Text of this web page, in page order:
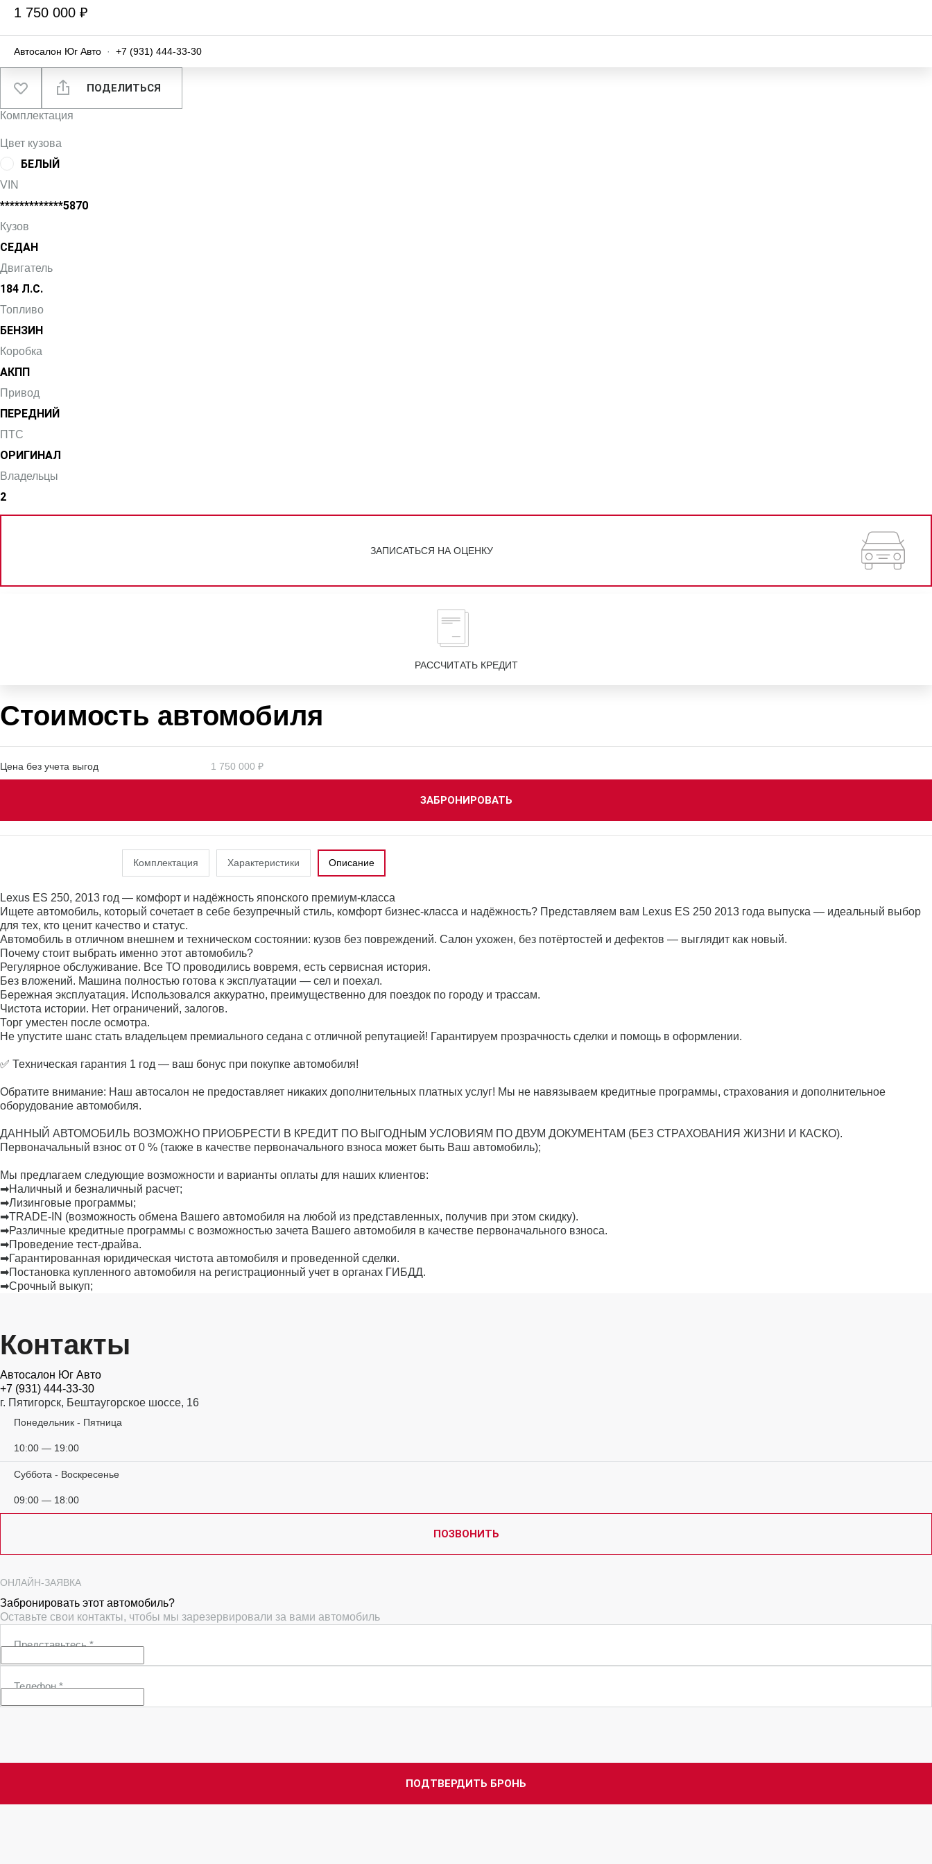
1 750 000 ₽
Автосалон Юг Авто · +7 (931) 444-33-30
ПОДЕЛИТЬСЯ
Комплектация
Цвет кузова
БЕЛЫЙ
VIN
*************5870
Кузов
СЕДАН
Двигатель
184 Л.С.
Топливо
БЕНЗИН
Коробка
АКПП
Привод
ПЕРЕДНИЙ
ПТС
ОРИГИНАЛ
Владельцы
2
ЗАПИСАТЬСЯ НА ОЦЕНКУ
РАССЧИТАТЬ КРЕДИТ
Стоимость автомобиля
Цена без учета выгод 1 750 000 ₽
ЗАБРОНИРОВАТЬ
Комплектация Характеристики Описание
Lexus ES 250, 2013 год — комфорт и надёжность японского премиум‑класса
Ищете автомобиль, который сочетает в себе безупречный стиль, комфорт бизнес‑класса и надёжность? Представляем вам Lexus ES 250 2013 года выпуска — идеальный выбор
для тех, кто ценит качество и статус.
Автомобиль в отличном внешнем и техническом состоянии: кузов без повреждений. Салон ухожен, без потёртостей и дефектов — выглядит как новый.
Почему стоит выбрать именно этот автомобиль?
Регулярное обслуживание. Все ТО проводились вовремя, есть сервисная история.
Без вложений. Машина полностью готова к эксплуатации — сел и поехал.
Бережная эксплуатация. Использовался аккуратно, преимущественно для поездок по городу и трассам.
Чистота истории. Нет ограничений, залогов.
Торг уместен после осмотра.
Не упустите шанс стать владельцем премиального седана с отличной репутацией! Гарантируем прозрачность сделки и помощь в оформлении.
✅ Техническая гарантия 1 год — ваш бонус при покупке автомобиля!
Обратите внимание: Наш автосалон не предоставляет никаких дополнительных платных услуг! Мы не навязываем кредитные программы, страхования и дополнительное
оборудование автомобиля.
ДАННЫЙ АВТОМОБИЛЬ ВОЗМОЖНО ПРИОБРЕСТИ В КРЕДИТ ПО ВЫГОДНЫМ УСЛОВИЯМ ПО ДВУМ ДОКУМЕНТАМ (БЕЗ СТРАХОВАНИЯ ЖИЗНИ И КАСКО).
Первоначальный взнос от 0 % (также в качестве первоначального взноса может быть Ваш автомобиль);
Мы предлагаем следующие возможности и варианты оплаты для наших клиентов:
➡Наличный и безналичный расчет;
➡Лизинговые программы;
➡TRADE-IN (возможность обмена Вашего автомобиля на любой из представленных, получив при этом скидку).
➡Различные кредитные программы с возможностью зачета Вашего автомобиля в качестве первоначального взноса.
➡Проведение тест-драйва.
➡Гарантированная юридическая чистота автомобиля и проведенной сделки.
➡Постановка купленного автомобиля на регистрационный учет в органах ГИБДД.
➡Срочный выкуп;
Контакты
Автосалон Юг Авто
+7 (931) 444-33-30
г. Пятигорск, Бештаугорское шоссе, 16
Понедельник - Пятница
10:00 — 19:00
Суббота - Воскресенье
09:00 — 18:00
ПОЗВОНИТЬ
ОНЛАЙН-ЗАЯВКА
Забронировать этот автомобиль?
Оставьте свои контакты, чтобы мы зарезервировали за вами автомобиль
Представьтесь*
Телефон*
ПОДТВЕРДИТЬ БРОНЬ